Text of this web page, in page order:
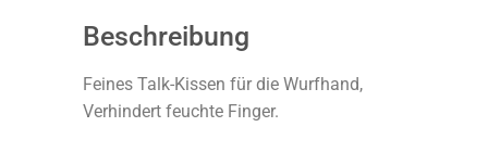
Beschreibung
Feines Talk-Kissen für die Wurfhand,
Verhindert feuchte Finger.